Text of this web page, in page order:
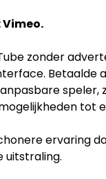
zonder
Betaalde
speler,
tot
ervaring
uitstraling.